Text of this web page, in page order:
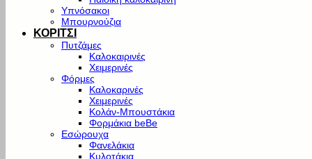
Υπνόσακοι
Μπουρνούζια
ΚΟΡΙΤΣΙ
Πυτζάμες
Καλοκαιρινές
Χειμερινές
Φόρμες
Καλοκαρινές
Χειμερινές
Κολάν-Μπουστάκια
Φορμάκια beBe
Εσώρουχα
Φανελάκια
Κυλοτάκια